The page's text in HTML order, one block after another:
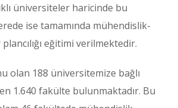
üniversiteler haricinde bu
ise tamamında mühendislik-
eğitimi verilmektedir.
olan 188 üniversitemize bağlı
1.640 fakülte bulunmaktadır. Bu